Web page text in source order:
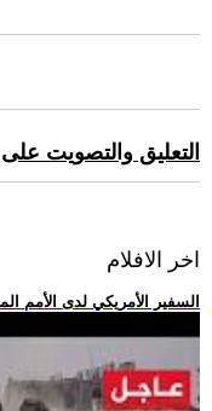
التعليق والتصويت
اخر الافلام
.. السفير الأمريكي لدى